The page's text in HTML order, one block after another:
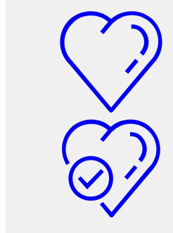
Мебель и фурнитура